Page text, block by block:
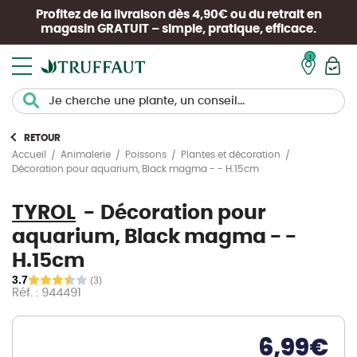
Profitez de la livraison dès 4,90€ ou du retrait en
magasin GRATUIT – simple, pratique, efficace.
RETOUR
Accueil
Animalerie Poissons
Plantes et décoration
Décoration pour aquarium, Black magma - - H.15cm
TYROL
Décoration pour
aquarium, Black magma - -
H.15cm
3.7 (3)
Réf. : 944491
6,99€